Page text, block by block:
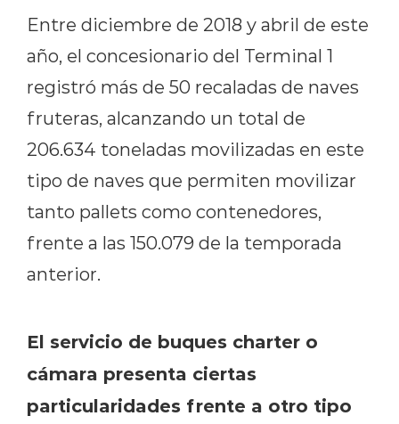
Entre diciembre de 2018 y abril de este
año, el concesionario del Terminal 1
registró más de 50 recaladas de naves
fruteras, alcanzando un total de
206.634 toneladas movilizadas en este
tipo de naves que permiten movilizar
tanto pallets como contenedores,
frente a las 150.079 de la temporada
anterior.
El servicio de buques charter o
cámara presenta ciertas
particularidades frente a otro tipo